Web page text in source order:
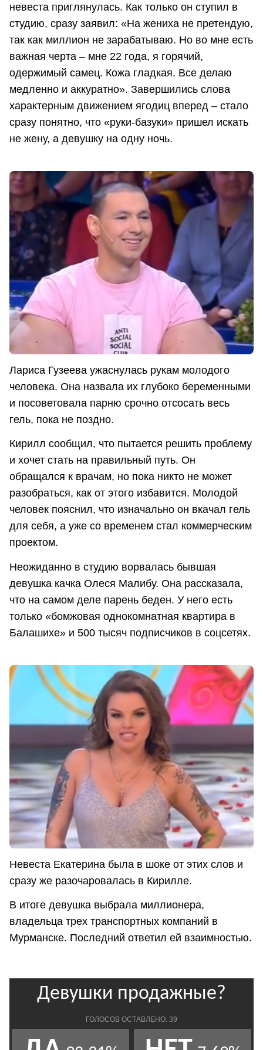
невеста приглянулась. Как только он ступил в
студию, сразу заявил: «На жениха не претендую,
так как миллион не зарабатываю. Но во мне есть
важная черта – мне 22 года, я горячий,
одержимый самец. Кожа гладкая. Все делаю
медленно и аккуратно». Завершились слова
характерным движением ягодиц вперед – стало
сразу понятно, что «руки-базуки» пришел искать
не жену, а девушку на одну ночь.
Лариса Гузеева ужаснулась рукам молодого
человека. Она назвала их глубоко беременными
и посоветовала парню срочно отсосать весь
гель, пока не поздно.
Кирилл сообщил, что пытается решить проблему
и хочет стать на правильный путь. Он
обращался к врачам, но пока никто не может
разобраться, как от этого избавится. Молодой
человек пояснил, что изначально он вкачал гель
для себя, а уже со временем стал коммерческим
проектом.
Неожиданно в студию ворвалась бывшая
девушка качка Олеся Малибу. Она рассказала,
что на самом деле парень беден. У него есть
только «бомжовая однокомнатная квартира в
Балашихе» и 500 тысяч подписчиков в соцсетях.
Невеста Екатерина была в шоке от этих слов и
сразу же разочаровалась в Кирилле.
В итоге девушка выбрала миллионера,
владельца трех транспортных компаний в
Мурманске. Последний ответил ей взаимностью.